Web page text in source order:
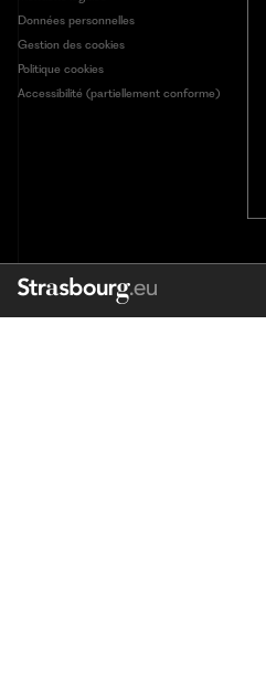
Données personnelles
Gestion des cookies
Politique cookies
Accessibilité (partiellement conforme)